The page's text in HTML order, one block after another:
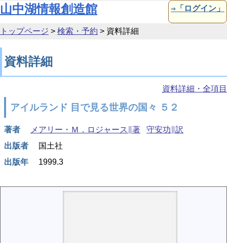
本文へ移動
山中湖情報創造館 ⇒「ログイン」
トップページ > 検索・予約 > 資料詳細
資料詳細
資料詳細・全項目
アイルランド 目で見る世界の国々 ５２
著者 メアリー・Ｍ．ロジャース∥著
守安功∥訳
出版者
国土社
出版年
1999.3